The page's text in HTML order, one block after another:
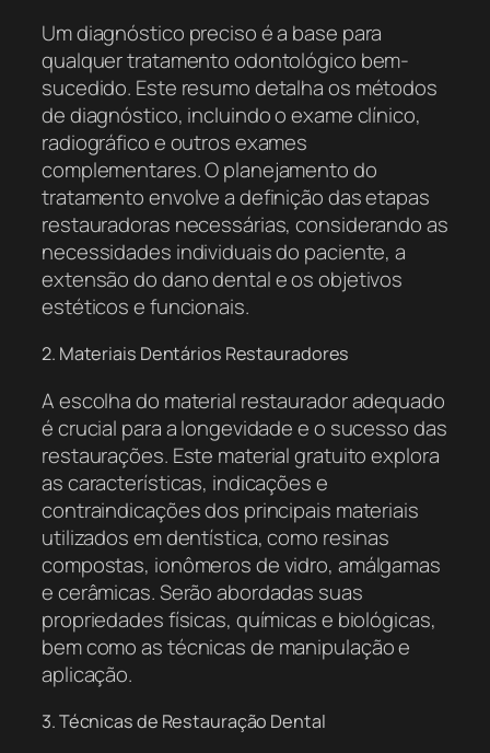
Um diagnóstico preciso é a base para
qualquer tratamento odontológico bem-
sucedido. Este resumo detalha os métodos
de diagnóstico, incluindo o exame clínico,
radiográfico e outros exames
complementares. O planejamento do
tratamento envolve a definição das etapas
restauradoras necessárias, considerando as
necessidades individuais do paciente, a
extensão do dano dental e os objetivos
estéticos e funcionais.
2. Materiais Dentários Restauradores
A escolha do material restaurador adequado
é crucial para a longevidade e o sucesso das
restaurações. Este material gratuito explora
as características, indicações e
contraindicações dos principais materiais
utilizados em dentística, como resinas
compostas, ionômeros de vidro, amálgamas
e cerâmicas. Serão abordadas suas
propriedades físicas, químicas e biológicas,
bem como as técnicas de manipulação e
aplicação.
3. Técnicas de Restauração Dental